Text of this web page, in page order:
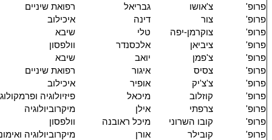
פרופ'
צ'אושו גבריאל
רפואת שיניים
פרופ'
צור דינה
איכילוב
פרופ'
צוקרמן-יפה טלי
שיבא
פרופ'
ציביאן אלכסנדר
וולפסון
פרופ'
צ'פמן יואב
שיבא
פרופ'
צסיס איגור
רפואת שיניים
פרופ'
צ'צ'יק אופיר
איכילוב
פרופ'
קוזלוב מיכאל
פיזיולוגיה
פרופ'
צרפתי אילן
מיקרוביולוגיה
פרופ'
קובו השרוני מיכל ראובנה
וולפסון
פרופ'
קובילר אורן
מיקרוביולוגיה